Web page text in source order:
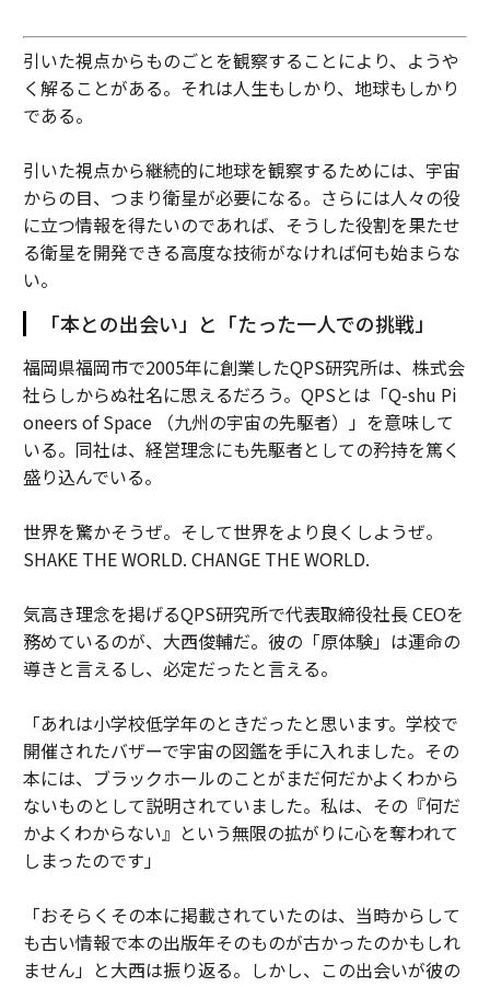
引いた視点からものごとを観察することにより、ようや
く解ることがある。それは人生もしかり、地球もしかり
である。
引いた視点から継続的に地球を観察するためには、宇宙
からの目、つまり衛星が必要になる。さらには人々の役
に立つ情報を得たいのであれば、そうした役割を果たせ
る衛星を開発できる高度な技術がなければ何も始まらな
い。
「本との出会い」と「たった一人での挑戦」
福岡県福岡市で2005年に創業したQPS研究所は、株式会
社らしからぬ社名に思えるだろう。QPSとは「Q-shu Pi
oneers of Space （九州の宇宙の先駆者）」を意味して
いる。同社は、経営理念にも先駆者としての矜持を篤く
盛り込んでいる。
世界を驚かそうぜ。そして世界をより良くしようぜ。
SHAKE THE WORLD. CHANGE THE WORLD.
気高き理念を掲げるQPS研究所で代表取締役社長 CEOを
務めているのが、大西俊輔だ。彼の「原体験」は運命の
導きと言えるし、必定だったと言える。
「あれは小学校低学年のときだったと思います。学校で
開催されたバザーで宇宙の図鑑を手に入れました。その
本には、ブラックホールのことがまだ何だかよくわから
ないものとして説明されていました。私は、その『何だ
かよくわからない』という無限の拡がりに心を奪われて
しまったのです」
「おそらくその本に掲載されていたのは、当時からして
も古い情報で本の出版年そのものが古かったのかもしれ
ません」と大西は振り返る。しかし、この出会いが彼の